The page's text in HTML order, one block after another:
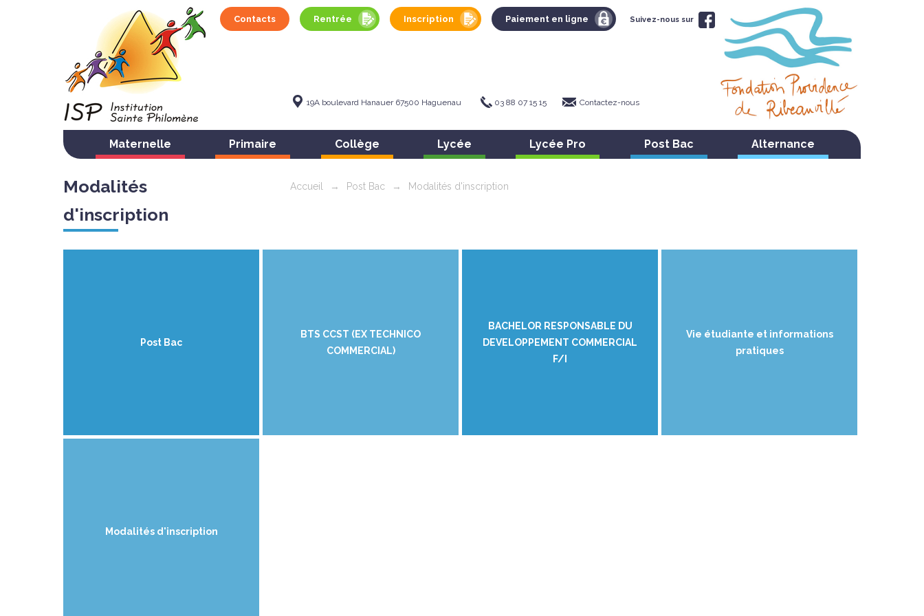
Sainte
Maternelle Primaire Collège Lycée Lycée Pro Post Bac Alternance
Contacts Rentrée Inscription Paiement en ligne Suivez-nous sur
19A boulevard Hanauer 67500 Haguenau 03 88 07 15 15 Contactez-nous
Modalités
d'inscription
Accueil → Post Bac → Modalités d'inscription
Post Bac
BTS CCST (EX TECHNICO
COMMERCIAL)
BACHELOR RESPONSABLE DU
DEVELOPPEMENT COMMERCIAL
F/I
Vie étudiante et informations
pratiques
Modalités d'inscription